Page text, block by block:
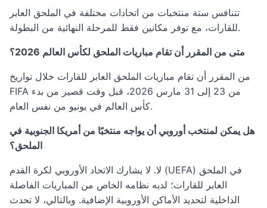
تتنافس ستة منتخبات من اتحادات مختلفة في الملحق العابر
للقارات، مع توفر مكانين فقط للمرحلة النهائية من البطولة.
متى من المقرر أن تقام مباريات الملحق لكأس العالم 2026؟
من المقرر أن تقام مباريات الملحق العابر للقارات خلال تواريخ
FIFA من 23 إلى 31 مارس 2026، قبل وقت قصير من بدء
كأس العالم في يونيو من نفس العام.
هل يمكن لمنتخب أوروبي أن يواجه منتخبًا من أمريكا الجنوبية في
الملحق؟
لا. لا يشارك الاتحاد الأوروبي لكرة القدم (UEFA) في الملحق
العابر للقارات؛ لديه نظامه الخاص من المباريات الفاصلة
الداخلية لتحديد الأماكن الأوروبية الإضافية. وبالتالي، لا تحدث